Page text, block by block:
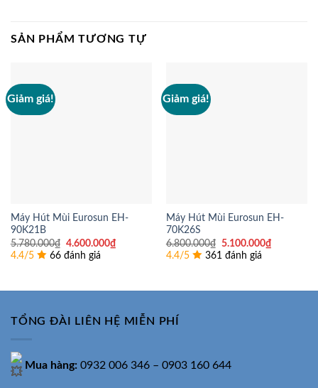
SẢN PHẨM TƯƠNG TỰ
Giảm giá!
Máy Hút Mùi Eurosun EH-
90K21B
5.780.000₫ Giá
gốc
là:
4.600.000₫Giá
hiện
4.4/5 66 đánh giá
Giảm giá!
Máy Hút Mùi Eurosun EH-
70K26S
6.800.000₫
Giá
gốc
là:
5.100.000₫Giá
hiện
4.4/5 361 đánh giá
TỔNG ĐÀI LIÊN HỆ MIỄN PHÍ
Mua hàng: 0932 006 346 – 0903 160 644